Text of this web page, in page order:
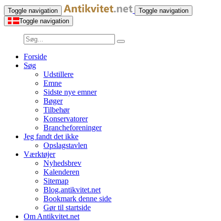
Toggle navigation
Toggle navigation
Toggle navigation
Forside
Søg
Udstillere
Emne
Sidste nye emner
Bøger
Tilbehør
Konservatorer
Brancheforeninger
Jeg fandt det ikke
Opslagstavlen
Værktøjer
Nyhedsbrev
Kalenderen
Sitemap
Blog.antikvitet.net
Bookmark denne side
Gør til startside
Om Antikvitet.net